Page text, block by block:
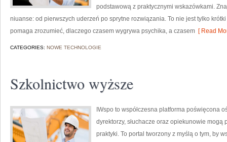
podstawową z praktycznymi wskazówkami.
niuanse: od pierwszych uderzeń po sprytne rozwiązania. To nie jest tylko
pomaga zrozumieć, dlaczego czasem wygrywa psychika, a czasem [ Read
CATEGORIES: NOWE TECHNOLOGIE
Szkolnictwo wyższe
IWspo to współczesna platforma poświęcona
dyrektorzy, słuchacze oraz opiekunowie
praktyki. To portal tworzony z myślą o tym, by